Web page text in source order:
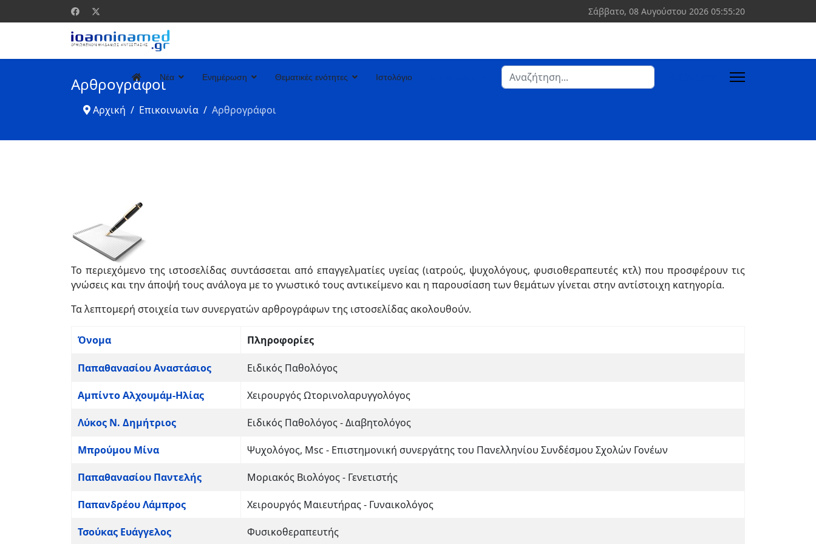
Σάββατο, 08 Αυγούστου 2026 05:55:20
Νέα Ενημέρωση Θεματικές ενότητες Ιστολόγιο
Αναζήτηση
Αρθρογράφοι
Αρχική Επικοινωνία Αρθρογράφοι
Το περιεχόμενο της ιστοσελίδας συντάσσεται από επαγγελματίες υγείας (ιατρούς, ψυχολόγους, φυσιοθεραπευτές κτλ) που προσφέρουν τις
γνώσεις και την άποψή τους ανάλογα με το γνωστικό τους αντικείμενο και η παρουσίαση των θεμάτων γίνεται στην αντίστοιχη κατηγορία.
Τα λεπτομερή στοιχεία των συνεργατών αρθρογράφων της ιστοσελίδας ακολουθούν.
Όνομα Πληροφορίες
Παπαθανασίου Αναστάσιος Ειδικός Παθολόγος
Αμπίντο Αλχουμάμ-Ηλίας Χειρουργός Ωτορινολαρυγγολόγος
Λύκος Ν. Δημήτριος Ειδικός Παθολόγος - Διαβητολόγος
Μπρούμου Μίνα Ψυχολόγος, Msc - Επιστημονική συνεργάτης του Πανελληνίου Συνδέσμου Σχολών Γονέων
Παπαθανασίου Παντελής Μοριακός Βιολόγος - Γενετιστής
Παπανδρέου Λάμπρος Χειρουργός Μαιευτήρας - Γυναικολόγος
Τσούκας Ευάγγελος Φυσικοθεραπευτής